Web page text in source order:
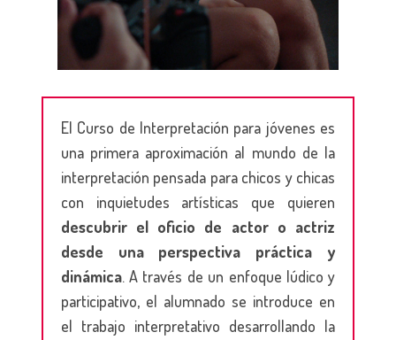
El Curso de Interpretación para jóvenes es
una primera aproximación al mundo de la
interpretación pensada para chicos y chicas
con inquietudes artísticas que quieren
descubrir el oficio de actor o actriz
desde una perspectiva práctica y
dinámica. A través de un enfoque lúdico y
participativo, el alumnado se introduce en
el trabajo interpretativo desarrollando la